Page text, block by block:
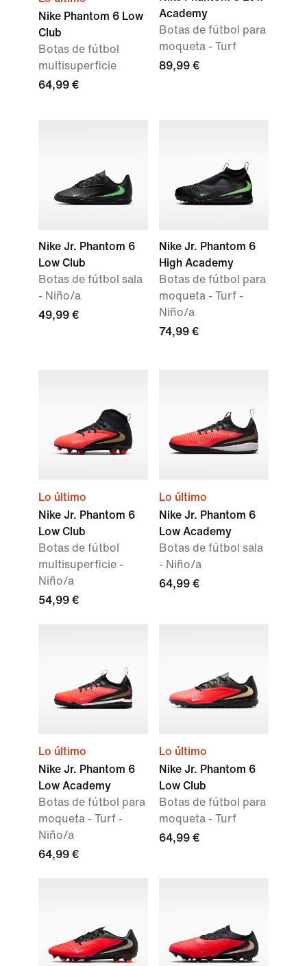
Nike Phantom 6 Low
Club
Botas de fútbol
multisuperficie
64,99 €
Academy
Botas de fútbol para
moqueta - Turf
89,99 €
Nike Jr. Phantom 6
Low Club
Botas de fútbol sala
- Niño/a
49,99 €
Nike Jr. Phantom 6
High Academy
Botas de fútbol para
moqueta - Turf -
Niño/a
74,99 €
Lo último
Nike Jr. Phantom 6
Low Club
Botas de fútbol
multisuperficie -
Niño/a
54,99 €
Lo último
Nike Jr. Phantom 6
Low Academy
Botas de fútbol sala
- Niño/a
64,99 €
Lo último
Nike Jr. Phantom 6
Low Academy
Botas de fútbol para
moqueta - Turf -
Niño/a
64,99 €
Lo último
Nike Jr. Phantom 6
Low Club
Botas de fútbol para
moqueta - Turf
64,99 €